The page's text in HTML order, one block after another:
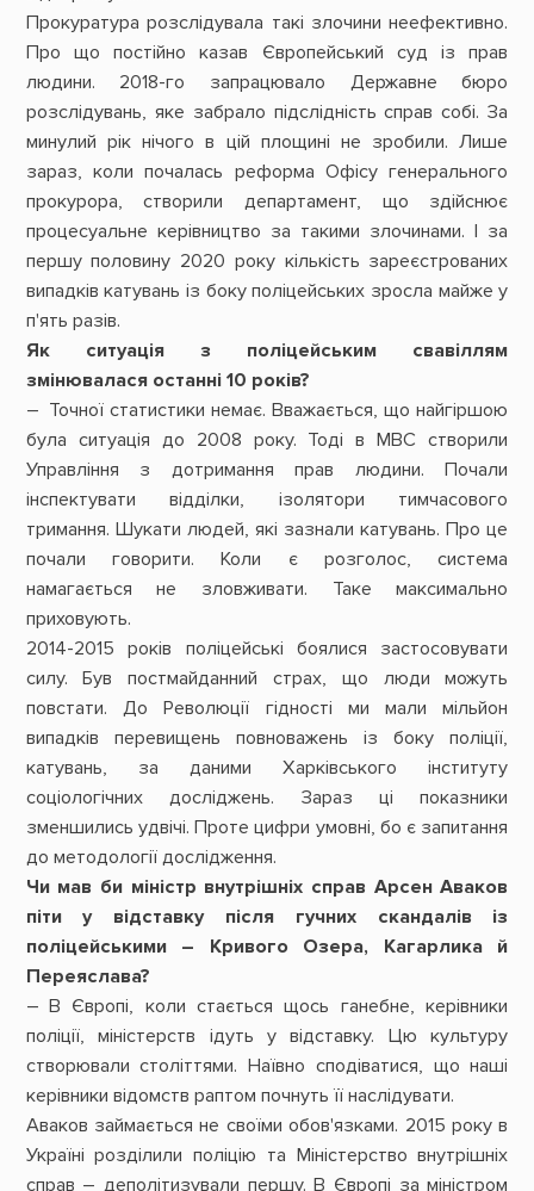
Прокуратура розслідувала такі злочини неефективно.
Про що постійно казав Європейський суд із прав
людини. 2018-го запрацювало Державне бюро
розслідувань, яке забрало підслідність справ собі. За
минулий рік нічого в цій площині не зробили. Лише
зараз, коли почалась реформа Офісу генерального
прокурора, створили департамент, що здійснює
процесуальне керівництво за такими злочинами. І за
першу половину 2020 року кількість зареєстрованих
випадків катувань із боку поліцейських зросла майже у
п'ять разів.
Як ситуація з поліцейським свавіллям
змінювалася останні 10 років?
– Точної статистики немає. ­Вважається, що найгіршою
була ситуація до 2008 ро­ку. Тоді в МВС створили
Управління з дотримання прав людини. Почали
інспектувати відділки, ізолятори тимчасового
тримання. Шукати людей, які зазнали катувань. Про це
почали говорити. Коли є розголос, система
намагається не зло­вживати. Таке максимально
приховують.
2014-2015 років поліцейські боялися застосовувати
силу. Був постмайданний страх, що люди можуть
повстати. До Революції гідності ми мали мільйон
випадків перевищень повноважень із боку поліції,
катувань, за даними Харківського інституту
соціологічних досліджень. Зараз ці показники
зменшились удвічі. Проте цифри умовні, бо є запитання
до методології дослідження.
Чи мав би міністр внутрішніх справ Арсен Аваков
піти у відставку після гучних скандалів із
поліцейськими – Кривого Озера, Кагарлика й
Переяслава?
– В Європі, коли стається щось ганебне, керівники
поліції, міністерств ідуть у відставку. Цю культуру
створювали століттями. Наївно сподіватися, що наші
керівники відомств раптом почнуть її наслідувати.
Аваков займається не своїми обов'язками. 2015 року в
Україні розділили поліцію та Міністерство внутрішніх
справ – деполітизували першу. В Європі за міністром